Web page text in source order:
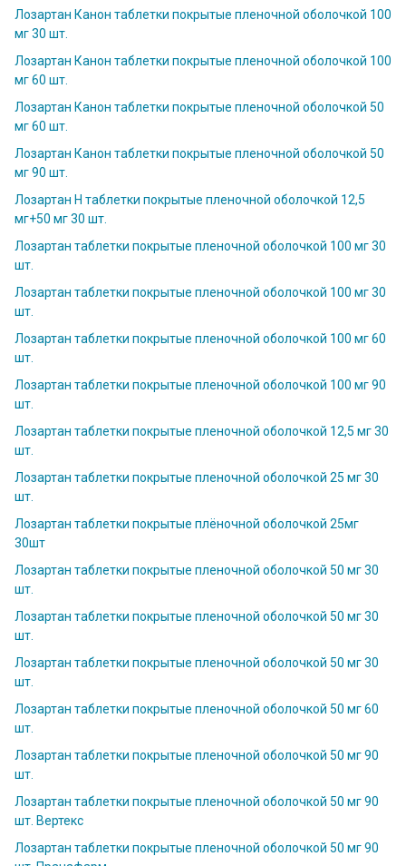
Лозартан Канон таблетки покрытые пленочной оболочкой 100
мг 30 шт.
Лозартан Канон таблетки покрытые пленочной оболочкой 100
мг 60 шт.
Лозартан Канон таблетки покрытые пленочной оболочкой 50
мг 60 шт.
Лозартан Канон таблетки покрытые пленочной оболочкой 50
мг 90 шт.
Лозартан Н таблетки покрытые пленочной оболочкой 12,5
мг+50 мг 30 шт.
Лозартан таблетки покрытые пленочной оболочкой 100 мг 30
шт.
Лозартан таблетки покрытые пленочной оболочкой 100 мг 30
шт.
Лозартан таблетки покрытые пленочной оболочкой 100 мг 60
шт.
Лозартан таблетки покрытые пленочной оболочкой 100 мг 90
шт.
Лозартан таблетки покрытые пленочной оболочкой 12,5 мг 30
шт.
Лозартан таблетки покрытые пленочной оболочкой 25 мг 30
шт.
Лозартан таблетки покрытые плёночной оболочкой 25мг
30шт
Лозартан таблетки покрытые пленочной оболочкой 50 мг 30
шт.
Лозартан таблетки покрытые пленочной оболочкой 50 мг 30
шт.
Лозартан таблетки покрытые пленочной оболочкой 50 мг 30
шт.
Лозартан таблетки покрытые пленочной оболочкой 50 мг 60
шт.
Лозартан таблетки покрытые пленочной оболочкой 50 мг 90
шт.
Лозартан таблетки покрытые пленочной оболочкой 50 мг 90
шт. Вертекс
Лозартан таблетки покрытые пленочной оболочкой 50 мг 90